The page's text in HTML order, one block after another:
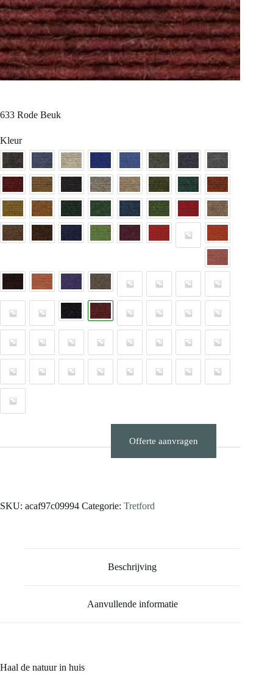
633 Rode Beuk
Kleur
Offerte aanvragen
SKU: acaf97c09994 Categorie: Tretford
Beschrijving
Aanvullende informatie
Haal de natuur in huis